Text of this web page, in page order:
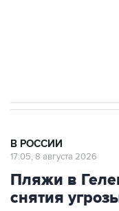
В РОССИИ
17:05, 8 августа 2026
Пляжи в
снятия